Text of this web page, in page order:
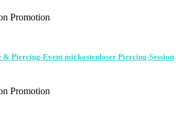
Promotion
Piercing-Event mit kostenloser Piercing-Session
Promotion